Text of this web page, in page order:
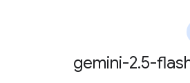
gemini-2.5-